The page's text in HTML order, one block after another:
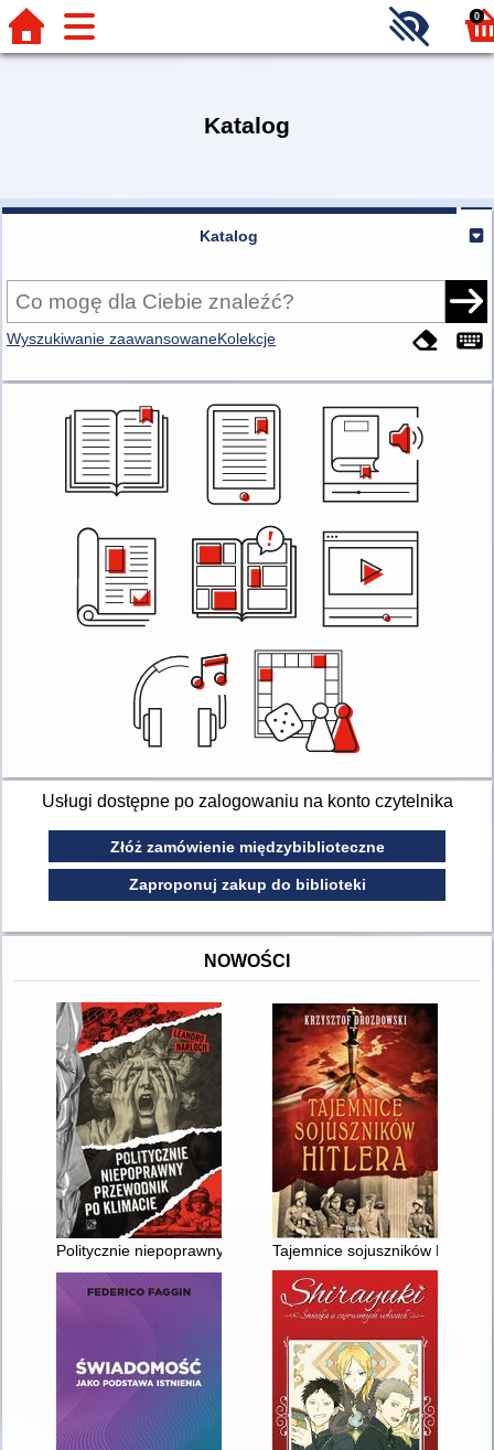
0
Katalog
Katalog
Wyszukiwanie zaawansowaneKolekcje
Usługi dostępne po zalogowaniu na konto czytelnika
Złóż zamówienie międzybiblioteczne
Zaproponuj zakup do biblioteki
NOWOŚCI
Politycznie niepoprawny przewodnik po klimacie
Tajemnice sojuszników Hitlera